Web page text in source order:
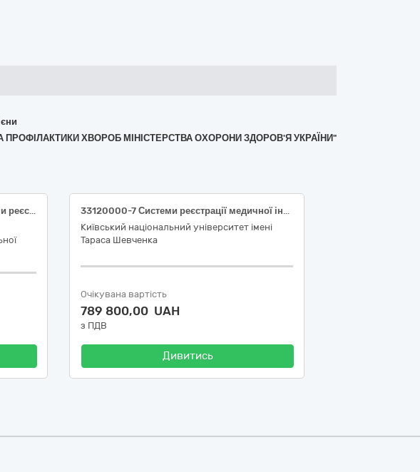
ПРОФІЛАКТИКИ ХВОРОБ МІНІСТЕРСТВА ОХОРОНИ ЗДОРОВ'Я УКРАЇНИ"
код ДК 021:2015 — 33120000-7 Системи реєстрації медичної інформації та дослідне обладнання (код НК 024:2023: 35148- лампа щілинна офтальмологічна оглядова / код НК 031:2024: Z12120108-ЩІЛИННІ ЛАМПИ; код НК 024:2023 46786 – прямий офтальмоскоп, з батарейним живленням / код НК 031:2024 Z1212012001 ОБЛАДНАННЯ ДЛЯ ОЦІНКИ ФУНКЦІЇ ЗОРУ)
33120000-7 Системи реєстрації медичної інформації та дослідне обладнання
Київський національний університет імені
Тараса Шевченка
Очікувана вартість
789 800,00 UAH
з ПДВ
Дивитись